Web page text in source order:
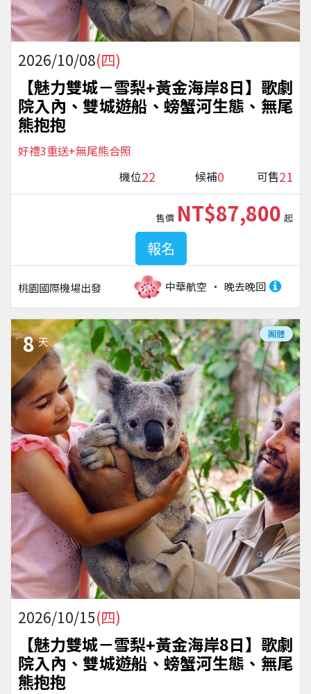
2026/10/08(四)
【魅力雙城－雪梨+黃金海岸8日】歌劇
院入內、雙城遊船、螃蟹河生態、無尾
熊抱抱
好禮3重送+無尾熊合照
機位22 候補0 可售21
桃園國際機場出發 中華航空 晚去晚回
售價 NT$87,800 起
報名
8 天
團體
2026/10/15(四)
【魅力雙城－雪梨+黃金海岸8日】歌劇
院入內、雙城遊船、螃蟹河生態、無尾
熊抱抱